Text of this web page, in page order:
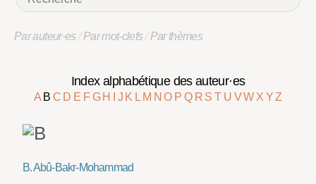
Par auteur·es/Par mot-clefs/Par thèmes
Index alphabétique des auteur·es
A B C D E F G H J K L M NO P Q R ST U VW X YZ
B. Abû-Bakr-Mohammad